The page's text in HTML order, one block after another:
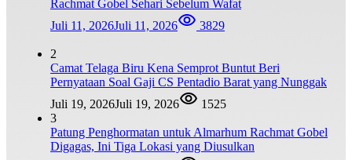
Rachmat Gobel Sehari Sebelum Wafat
Juli 11, 2026Juli 11, 2026 3829
2
Camat Telaga Biru Kena Semprot Buntut Beri
Pernyataan Soal Gaji CS Pentadio Barat yang Nunggak
Juli 19, 2026Juli 19, 2026
1525
3
Patung Penghormatan untuk Almarhum Rachmat Gobel
Digagas, Ini Tiga Lokasi yang Diusulkan